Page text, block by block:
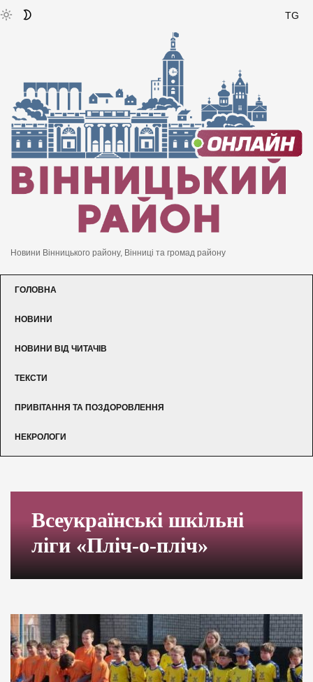
TG
Новини Вінницького району, Вінниці та громад району
ГОЛОВНА
НОВИНИ
НОВИНИ ВІД ЧИТАЧІВ
ТЕКСТИ
ПРИВІТАННЯ ТА ПОЗДОРОВЛЕННЯ
НЕКРОЛОГИ
Всеукраїнські шкільні
ліги «Пліч-о-пліч»